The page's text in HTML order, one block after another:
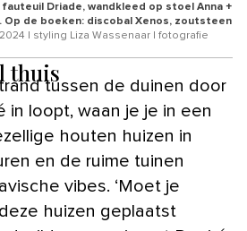
Driade, wandkleed op stoel Anna +
Op de boeken: discobal Xenos, zoutsteen
| styling Liza Wassenaar | fotografie
thuis
in loopt, waan je je in een
houten huizen in
en de ruime tuinen
vibes. ‘Moet je
huizen geplaatst